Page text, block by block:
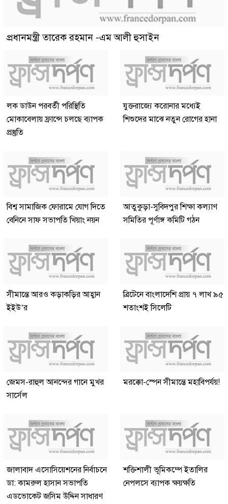
প্রধানমন্ত্রী তারেক রহমান -এম আলী হুসাইন
লক ডাউন পরবর্তী পরিস্থিতি
মোকাবেলায় ফ্রান্সে চলছে ব্যাপক
প্রস্তুতি
যুক্তরাজ্যে করোনার মধ্যেই
শিশুদের মাঝে নতুন রোগের হানা
বিশ্ব সামাজিক ফোরামে যোগ দিতে
বেনিনে সাফ সভাপতি খিয়াং নয়ন
আতুকুড়া-সুবিদপুর শিক্ষা কল্যাণ
সমিতির পূর্ণাঙ্গ কমিটি গঠন
সীমান্তে আরও কড়াকড়ির আহ্বান
ইইউ’র
ব্রিটেনে বাংলাদেশি প্রায় ৭ লাখ ৯৫
শতাংশই সিলেটি
জেমস-রাহুল আনন্দের গানে মুখর
সার্সেল
মরক্কো-স্পেন সীমান্তে মহাবিপর্যয়!
জালাবাদ এসোসিয়েশনের নির্বাচনে
ডা: কামরুল হাসান সভাপতি
এডভোকেট জসিম উদ্দিন সাধারণ
শক্তিশালী ভূমিকম্পে ইতালির
নেপলসে ব্যাপক ক্ষয়ক্ষতি